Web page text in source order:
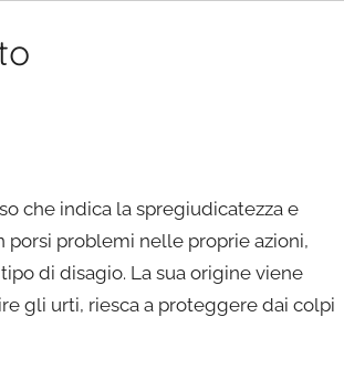
che indica la spregiudicatezza e
porsi problemi nelle proprie azioni,
di disagio. La sua origine viene
gli urti, riesca a proteggere dai colpi